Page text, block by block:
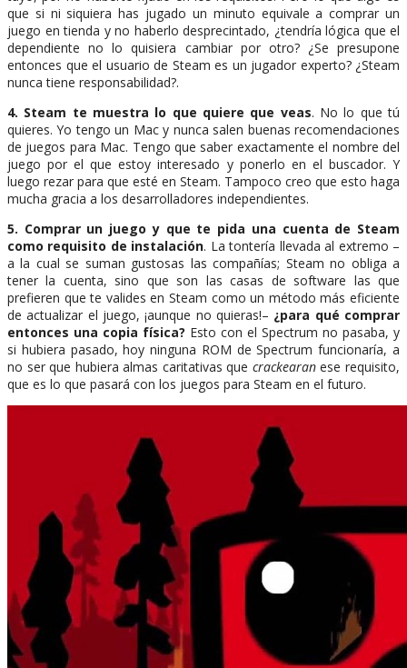
que si ni siquiera has jugado un minuto equivale a comprar un
juego en tienda y no haberlo desprecintado, ¿tendría lógica que el
dependiente no lo quisiera cambiar por otro? ¿Se presupone
entonces que el usuario de Steam es un jugador experto? ¿Steam
nunca tiene responsabilidad?.
4. Steam te muestra lo que quiere que veas. No lo que tú
quieres. Yo tengo un Mac y nunca salen buenas recomendaciones
de juegos para Mac. Tengo que saber exactamente el nombre del
juego por el que estoy interesado y ponerlo en el buscador. Y
luego rezar para que esté en Steam. Tampoco creo que esto haga
mucha gracia a los desarrolladores independientes.
5. Comprar un juego y que te pida una cuenta de Steam
como requisito de instalación. La tontería llevada al extremo –
a la cual se suman gustosas las compañías; Steam no obliga a
tener la cuenta, sino que son las casas de software las que
prefieren que te valides en Steam como un método más eficiente
de actualizar el juego, ¡aunque no quieras!– ¿para qué comprar
entonces una copia física? Esto con el Spectrum no pasaba, y
si hubiera pasado, hoy ninguna ROM de Spectrum funcionaría, a
no ser que hubiera almas caritativas que crackearanese requisito,
que es lo que pasará con los juegos para Steam en el futuro.